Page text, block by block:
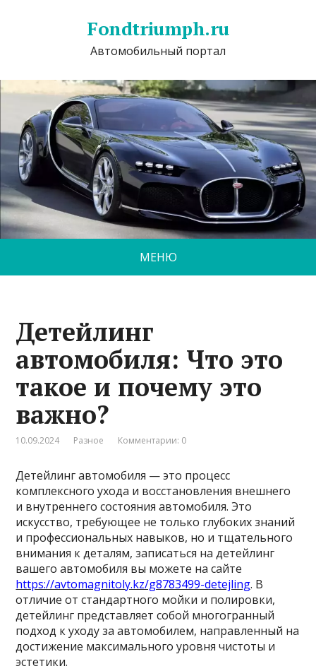
Fondtriumph.ru
Автомобильный портал
МЕНЮ
Детейлинг
автомобиля: Что это
такое и почему это
важно?
10.09.2024 Разное Комментарии: 0
Детейлинг автомобиля — это процесс
комплексного ухода и восстановления внешнего
и внутреннего состояния автомобиля. Это
искусство, требующее не только глубоких знаний
и профессиональных навыков, но и тщательного
внимания к деталям, записаться на детейлинг
вашего автомобиля вы можете на сайте
https://avtomagnitoly.kz/g8783499-detejling. В
отличие от стандартного мойки и полировки,
детейлинг представляет собой многогранный
подход к уходу за автомобилем, направленный на
достижение максимального уровня чистоты и
эстетики.